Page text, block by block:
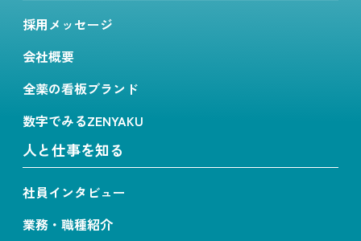
採用メッセージ
会社概要
全薬の看板ブランド
数字でみるZENYAKU
人と仕事を知る
社員インタビュー
業務・職種紹介